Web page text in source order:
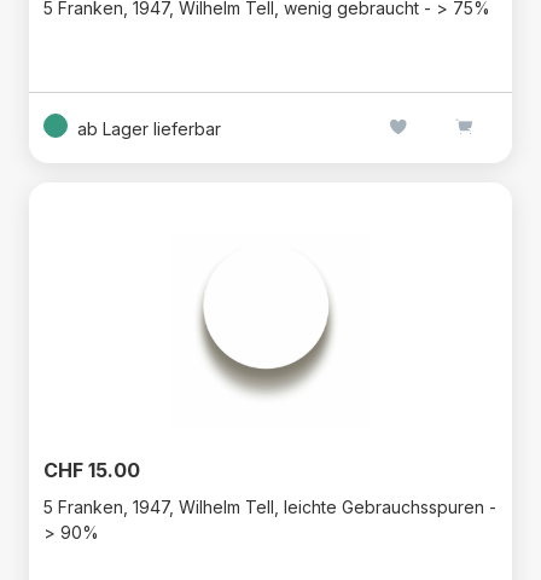
5 Franken, 1947, Wilhelm Tell, wenig gebraucht - > 75%
ab Lager lieferbar
CHF 15.00
5 Franken, 1947, Wilhelm Tell, leichte Gebrauchsspuren -
> 90%